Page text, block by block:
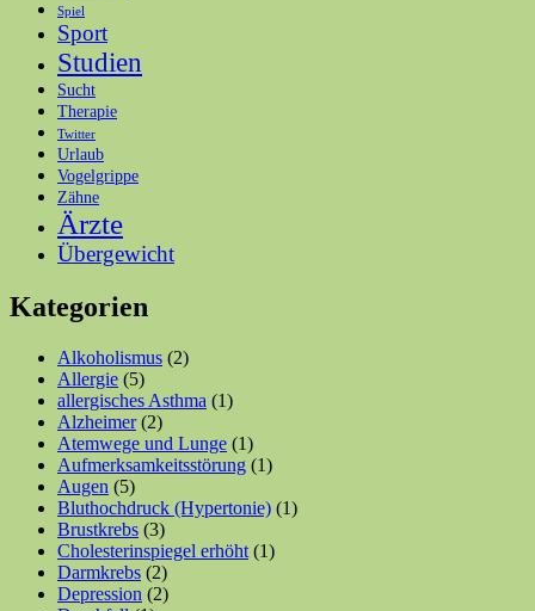
Spiel
Sport
Studien
Sucht
Therapie
Twitter
Urlaub
Vogelgrippe
Zähne
Ärzte
Übergewicht
Kategorien
Alkoholismus (2)
Allergie (5)
allergisches Asthma (1)
Alzheimer(2)
Atemwege und Lunge (1)
Aufmerksamkeitsstörung (1)
Augen (5)
Bluthochdruck (Hypertonie) (1)
Brustkrebs (3)
Cholesterinspiegel erhöht (1)
Darmkrebs (2)
Depression (2)